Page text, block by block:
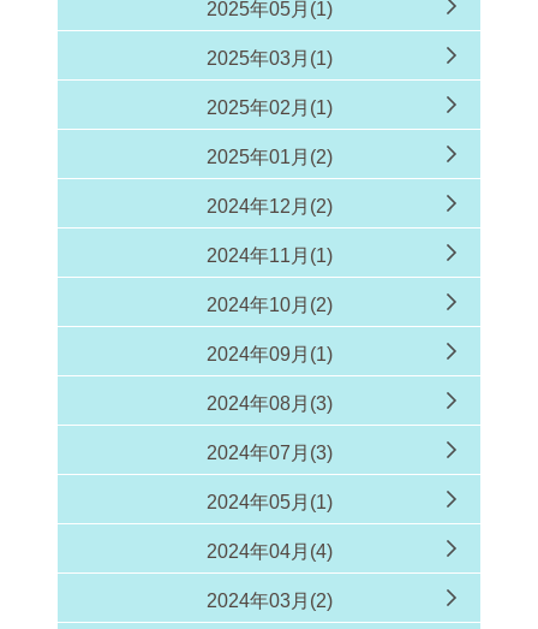
2025年05月(1)
2025年03月(1)
2025年02月(1)
2025年01月(2)
2024年12月(2)
2024年11月(1)
2024年10月(2)
2024年09月(1)
2024年08月(3)
2024年07月(3)
2024年05月(1)
2024年04月(4)
2024年03月(2)